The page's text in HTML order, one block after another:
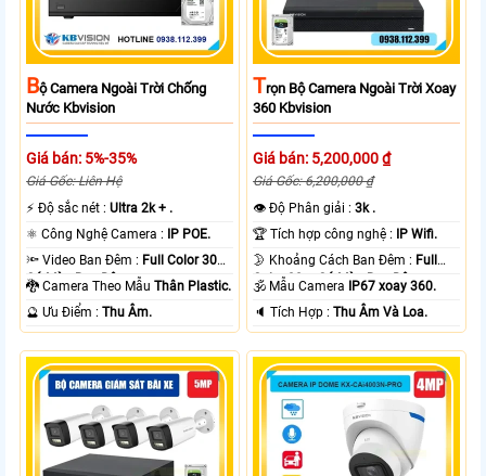
BỘ Camera Ngoài Trời Chống
Nước Kbvision
Giá bán: 5%-35%
Giá Gốc: Liên Hệ
️⚡ Độ sắc nét :Ultra 2k + .
⚛️ Công Nghệ Camera :
IP POE.
🔦 Video Ban Đêm : Full Color 30m
Có Màu Ban Ðêm.
🐉️ Camera Theo MẫuThân Plastic.
️🔮 Ưu Điểm :Thu Âm.
TRọn Bộ Camera Ngoài Trời Xoay
360 Kbvision
Giá bán: 5,200,000 ₫
Giá Gốc: 6,200,000 ₫
👁 Độ Phân giải :3k .
🏆 Tích hợp công nghệ :
IP Wifi.
🌛 Khoảng Cách Ban Đêm : Full
Color 30m Có Màu Ban Ðêm.
🕉️ Mẫu Camera
IP67 xoay 360.
️🔈 Tích Hợp :Thu Âm Và Loa.